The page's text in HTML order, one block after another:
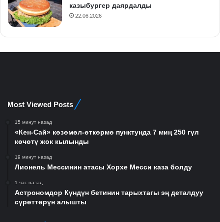
казыбургер даярдалды
22.06.2026
Most Viewed Posts
15 минут назад
«Кен-Сай» көзөмөл-өткөрмө пунктунда 7 миң 250 гүл
көчөтү жок кылынды
19 минут назад
Лионель Мессинин атасы Хорхе Месси каза болду
1 час назад
Астрономдор Күндүн бетинин тарыхтагы эң деталдуу
сүрөттөрүн алышты